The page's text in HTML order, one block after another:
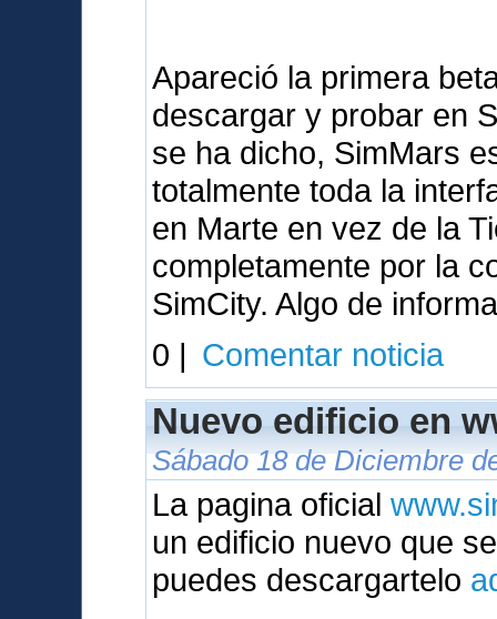
Apareció la primera
descargar y probar en
se ha dicho, SimMars
totalmente toda la
en Marte en vez de la
completamente por la
SimCity. Algo de
0 | Comentar noticia
Nuevo edificio en
Sábado 18 de Diciembre
La pagina oficial
un edificio nuevo que
puedes descargartelo